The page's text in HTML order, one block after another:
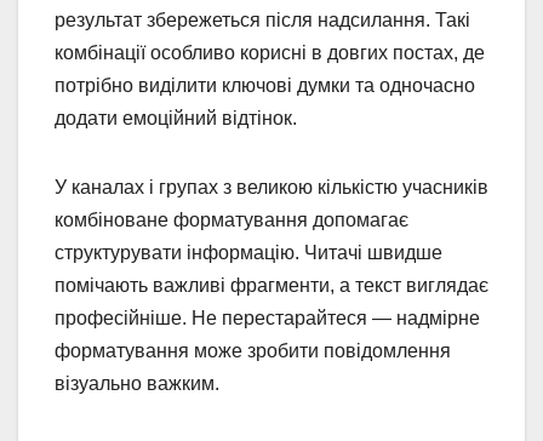
результат збережеться після надсилання. Такі
комбінації особливо корисні в довгих постах, де
потрібно виділити ключові думки та одночасно
додати емоційний відтінок.
У каналах і групах з великою кількістю учасників
комбіноване форматування допомагає
структурувати інформацію. Читачі швидше
помічають важливі фрагменти, а текст виглядає
професійніше. Не перестарайтеся — надмірне
форматування може зробити повідомлення
візуально важким.